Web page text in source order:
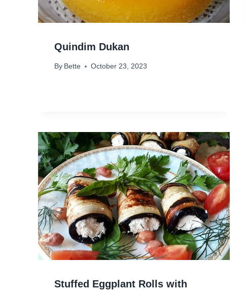
Quindim Dukan
By Bette October 23, 2023
Stuffed Eggplant Rolls with